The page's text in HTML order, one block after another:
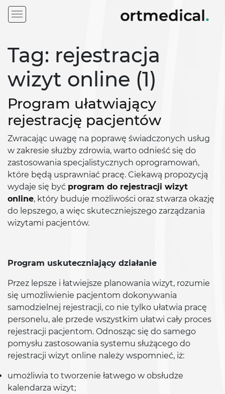
Tag: rejestracja
wizyt online (1)
Program ułatwiający
rejestrację pacjentów
Zwracając uwagę na poprawę świadczonych usług
w zakresie służby zdrowia, warto odnieść się do
zastosowania specjalistycznych oprogramowań,
które będą usprawniać pracę. Ciekawą propozycją
wydaje się być program do rejestracji wizyt
online, który buduje możliwości oraz stwarza okazję
do lepszego, a więc skuteczniejszego zarządzania
wizytami pacjentów.
Program uskuteczniający działanie
Przez lepsze i łatwiejsze planowania wizyt, rozumie
się umożliwienie pacjentom dokonywania
samodzielnej rejestracji, co nie tylko ułatwia pracę
personelu, ale przede wszystkim ułatwi cały proces
rejestracji pacjentom. Odnosząc się do samego
pomysłu zastosowania systemu służącego do
rejestracji wizyt online należy wspomnieć, iż:
umożliwia to tworzenie łatwego w obsłudze
kalendarza wizyt;